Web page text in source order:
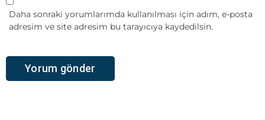
Daha sonraki yorumlarımda kullanılması için adım, e-posta
adresim ve site adresim bu tarayıcıya kaydedilsin.